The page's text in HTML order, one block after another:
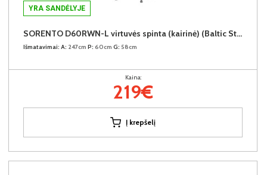
YRA SANDĖLYJE
SORENTO D60RWN-L virtuvės spinta (kairinė) (Baltic Storm/Baltic Storm)
Išmatavimai: A: 247cm P: 60cm G: 58cm
Kaina:
219€
Į krepšelį